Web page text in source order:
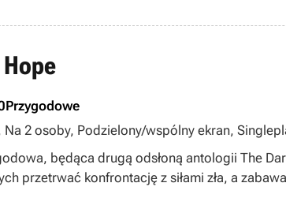
Przygodowe
2 osoby, Podzielony/wspólny ekran,
będąca drugą odsłoną antologii The
przetrwać konfrontację z siłami zła, a